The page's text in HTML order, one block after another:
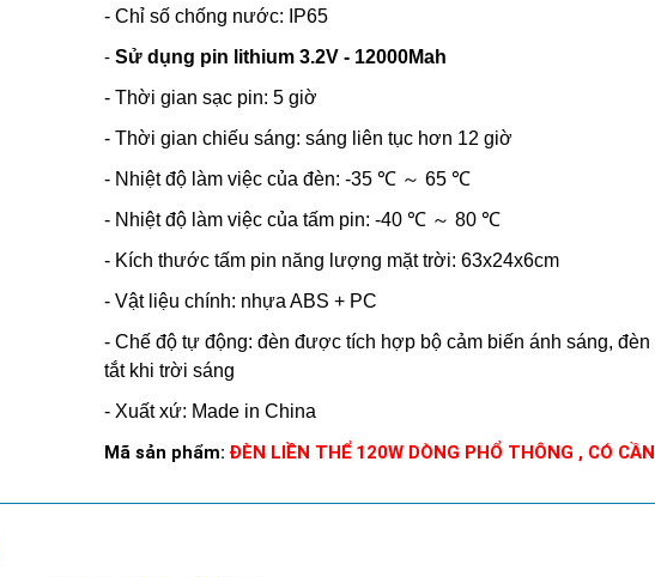
- Chỉ số chống nước: IP65
- Sử dụng pin lithium 3.2V - 12000Mah
- Thời gian sạc pin: 5 giờ
- Thời gian chiếu sáng: sáng liên tục hơn 12 giờ
- Nhiệt độ làm việc của đèn: -35 ℃ ～ 65 ℃
- Nhiệt độ làm việc của tấm pin: -40 ℃ ～ 80 ℃
- Kích thước tấm pin năng lượng mặt trời: 63x24x6cm
- Vật liệu chính: nhựa ABS + PC
- Chế độ tự động: đèn được tích hợp bộ cảm biến ánh sáng,
tắt khi trời sáng
- Xuất xứ: Made in China
Mã sản phẩm: ĐÈN LIỀN THỂ 120W DÒNG PHỔ THÔNG , CÓ